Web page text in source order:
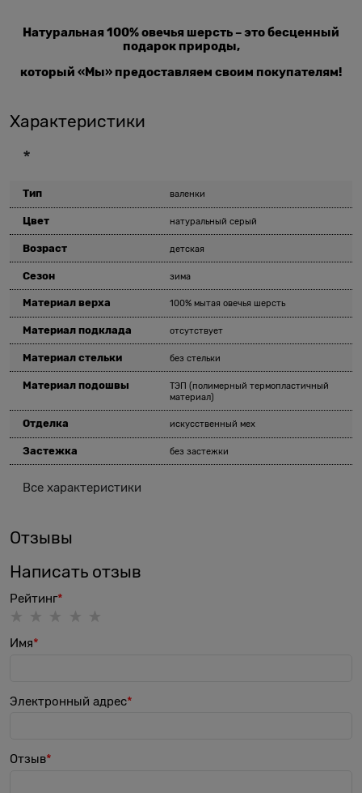
Натуральная 100% овечья шерсть – это бесценный
подарок природы,
который «Мы» предоставляем своим покупателям!
Характеристики
*
Тип валенки
Цвет натуральный серый
Возраст детская
Сезон зима
Материал верха 100% мытая овечья шерсть
Материал подклада отсутствует
Материал стельки без стельки
Материал подошвы
ТЭП (полимерный термопластичный
материал)
Отделка искусственный мех
Застежка без застежки
Все характеристики
Отзывы
Написать отзыв
Рейтинг
Имя
Электронный адрес
Отзыв